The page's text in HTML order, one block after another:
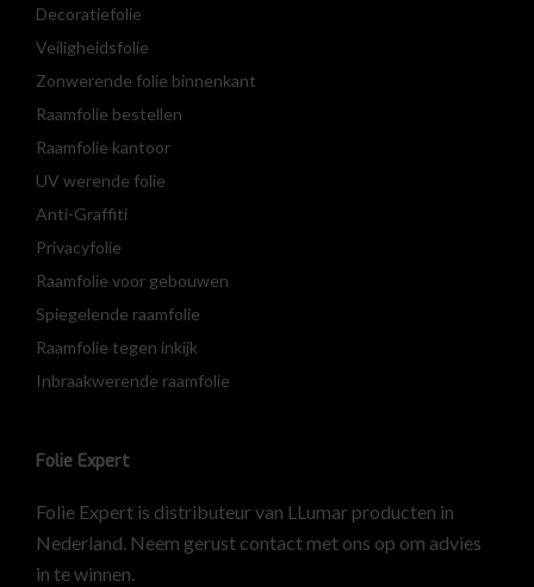
Decoratiefolie
Veiligheidsfolie
Zonwerende folie binnenkant
Raamfolie bestellen
Raamfolie kantoor
UV werende folie
Anti-Graffiti
Privacyfolie
Raamfolie voor gebouwen
Spiegelende raamfolie
Raamfolie tegen inkijk
Inbraakwerende raamfolie
Folie Expert
Folie Expert is distributeur van LLumar producten in
Nederland. Neem gerust contact met ons op om advies
in te winnen.